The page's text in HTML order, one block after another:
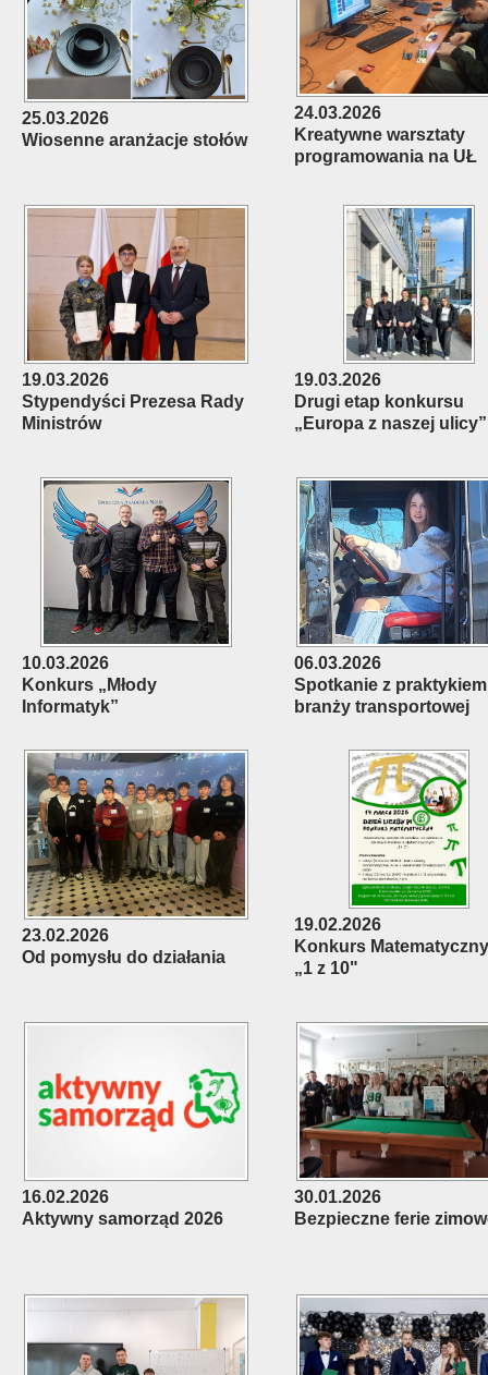
25.03.2026
Wiosenne aranżacje stołów
24.03.2026
Kreatywne warsztaty
programowania na UŁ
19.03.2026
Stypendyści Prezesa Rady
Ministrów
19.03.2026
Drugi etap konkursu
„Europa z naszej ulicy”
10.03.2026
Konkurs „Młody
Informatyk”
06.03.2026
Spotkanie z praktykiem
branży transportowej
23.02.2026
Od pomysłu do działania
19.02.2026
Konkurs Matematyczny
„1 z 10"
16.02.2026
Aktywny samorząd 2026
30.01.2026
Bezpieczne ferie